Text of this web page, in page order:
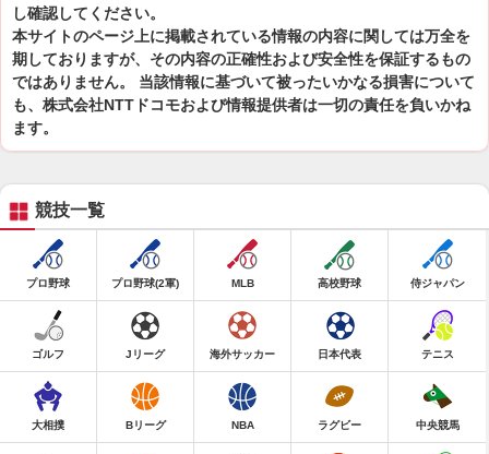
し確認してください。
本サイトのページ上に掲載されている情報の内容に関しては万全を
期しておりますが、その内容の正確性および安全性を保証するもの
ではありません。 当該情報に基づいて被ったいかなる損害について
も、株式会社NTTドコモおよび情報提供者は一切の責任を負いかね
ます。
競技一覧
プロ野球 プロ野球(2軍) MLB 高校野球 侍ジャパン
ゴルフ Jリーグ 海外サッカー 日本代表 テニス
大相撲 Bリーグ NBA ラグビー 中央競馬